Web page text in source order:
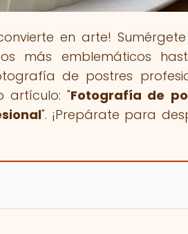
en arte!
más emblemáticos
de postres
artículo: "Fotografía de
". ¡Prepárate para